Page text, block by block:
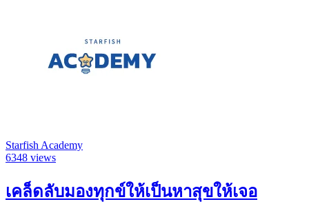
Starfish Academy
6348 views
เคล็ดลับมองทุกข์ให้เป็นหาสุขให้เจอ